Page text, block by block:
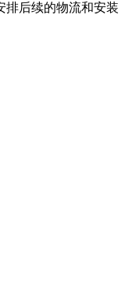
排后续的物流和安装